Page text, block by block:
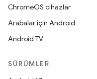
ChromeOS cihazlar
Arabalar için Android
Android TV
SÜRÜMLER